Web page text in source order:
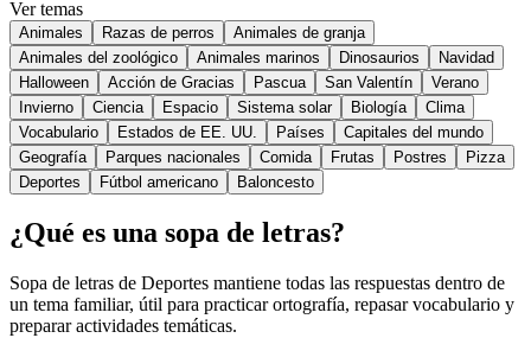
Ver temas
Animales Razas de perros
Animales de granja
Animales del zoológico
Animales marinos Dinosaurios
Navidad
Halloween
Acción de Gracias Pascua San Valentín
Verano
Invierno
Ciencia Espacio Sistema solar Biología
Clima
Vocabulario
Estados de EE. UU. Países
Capitales del mundo
Geografía
Parques nacionales Comida Frutas Postres
Pizza
Deportes
Fútbol americano Baloncesto
¿Qué es una sopa de letras?
Sopa de letras de Deportes mantiene todas las respuestas dentro de
un tema familiar, útil para practicar ortografía, repasar vocabulario y
preparar actividades temáticas.